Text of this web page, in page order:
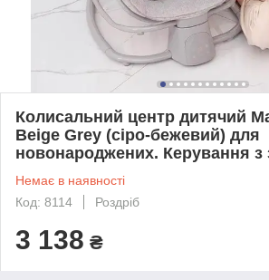
Колисальний центр дитячий
Beige Grey (сіро-бежевий) для
новонароджених. Керування з
Немає в наявності
Код: 8114
Роздріб
3 138 ₴